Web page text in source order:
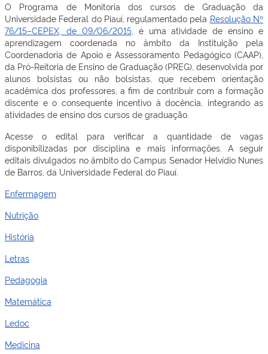
O Programa de Monitoria dos cursos de Graduação da
Universidade Federal do Piauí, regulamentado pela Resolução Nº
76/15–CEPEX, de 09/06/2015, é uma atividade de ensino e
aprendizagem coordenada no âmbito da Instituição pela
Coordenadoria de Apoio e Assessoramento Pedagógico (CAAP),
da Pró-Reitoria de Ensino de Graduação (PREG), desenvolvida por
alunos bolsistas ou não bolsistas, que recebem orientação
acadêmica dos professores, a fim de contribuir com a formação
discente e o consequente incentivo à docência, integrando as
atividades de ensino dos cursos de graduação.
Acesse o edital para verificar a quantidade de vagas
disponibilizadas por disciplina e mais informações. A seguir
editais divulgados no âmbito do Campus Senador Helvídio Nunes
de Barros, da Universidade Federal do Piauí.
Enfermagem
Nutrição
História
Letras
Pedagogia
Matemática
Ledoc
Medicina